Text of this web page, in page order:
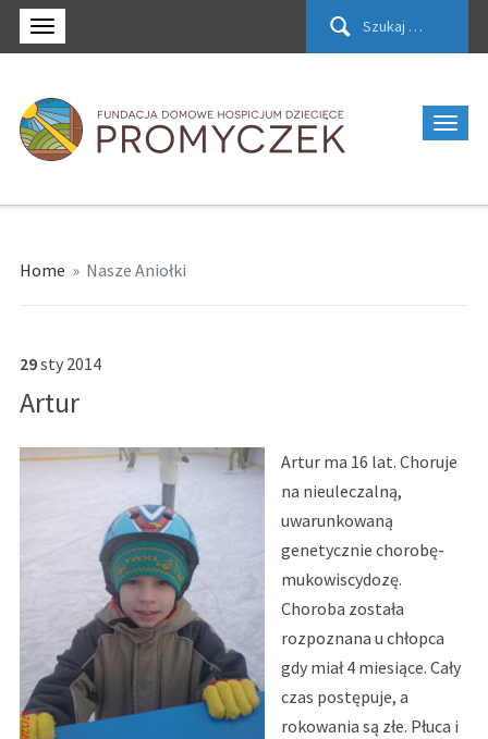
Szukaj:
Home » Nasze Aniołki
29sty 2014
Artur
Artur ma 16 lat. Choruje
na nieuleczalną,
uwarunkowaną
genetycznie chorobę-
mukowiscydozę.
Choroba została
rozpoznana u chłopca
gdy miał 4 miesiące. Cały
czas postępuje, a
rokowania są złe. Płuca i